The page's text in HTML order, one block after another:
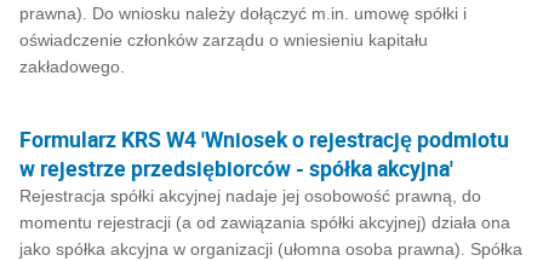
prawna). Do wniosku należy dołączyć m.in. umowę spółki i
oświadczenie członków zarządu o wniesieniu kapitału
zakładowego.
Formularz KRS W4 'Wniosek o rejestrację podmiotu
w rejestrze przedsiębiorców - spółka akcyjna'
Rejestracja spółki akcyjnej nadaje jej osobowość prawną, do
momentu rejestracji (a od zawiązania spółki akcyjnej) działa ona
jako spółka akcyjna w organizacji (ułomna osoba prawna). Spółka